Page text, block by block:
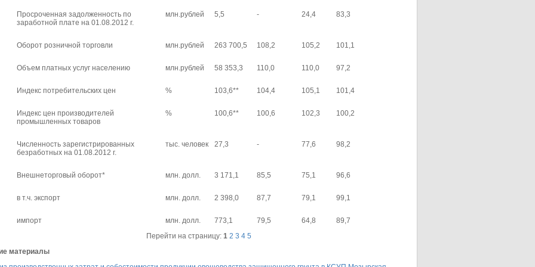
Просроченная задолженность по
заработной плате на 01.08.2012 г.
млн.рублей 5,5 - 24,4 83,3
Оборот розничной торговли млн.рублей 263 700,5 108,2 105,2 101,1
Объем платных услуг населению млн.рублей 58 353,3 110,0 110,0 97,2
Индекс потребительских цен % 103,6** 104,4 105,1 101,4
Индекс цен производителей
промышленных товаров
% 100,6** 100,6 102,3 100,2
Численность зарегистрированных
безработных на 01.08.2012 г.
тыс. человек 27,3 - 77,6 98,2
Внешнеторговый оборот* млн. долл. 3 171,1 85,5 75,1 96,6
в т.ч. экспорт млн. долл. 2 398,0 87,7 79,1 99,1
импорт млн. долл. 773,1 79,5 64,8
89,7
Перейти на страницу:1 2 3 4 5
материалы